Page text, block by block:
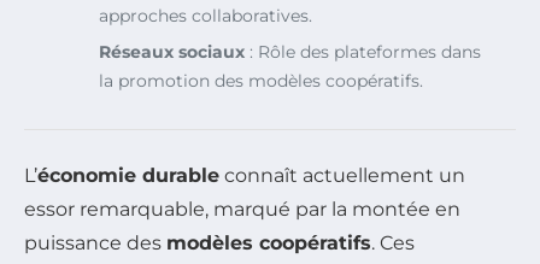
approches collaboratives.
Réseaux sociaux : Rôle des plateformes dans
la promotion des modèles coopératifs.
L’économie durable connaît actuellement un
essor remarquable, marqué par la montée en
puissance des modèles coopératifs. Ces